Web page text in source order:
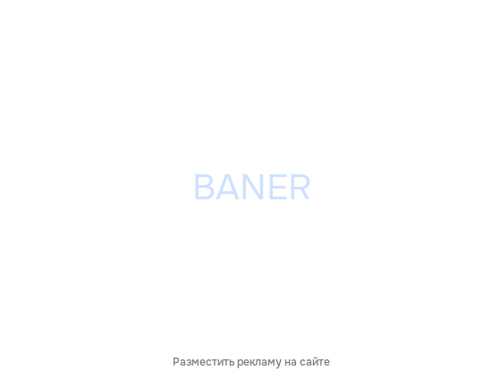
Разместить рекламу на сайте